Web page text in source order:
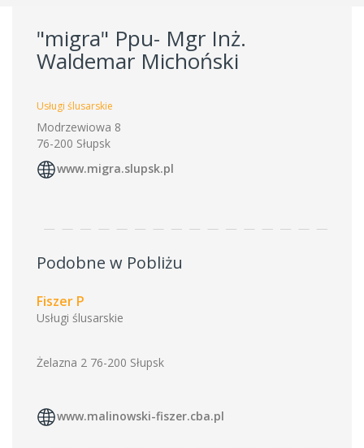
"migra" Ppu- Mgr Inż.
Waldemar Michoński
Usługi ślusarskie
Modrzewiowa 8
76-200 Słupsk
www.migra.slupsk.pl
Podobne w Pobliżu
Fiszer P
Usługi ślusarskie
Żelazna 2 76-200 Słupsk
www.malinowski-fiszer.cba.pl